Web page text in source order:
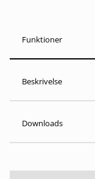
Funktioner
Beskrivelse
Downloads